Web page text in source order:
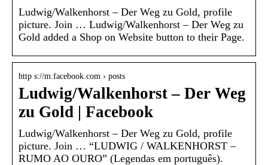
Ludwig/Walkenhorst – Der Weg zu Gold, profile
picture. Join … Ludwig/Walkenhorst – Der Weg zu
Gold added a Shop on Website button to their Page.
http s://m.facebook.com › posts
Ludwig/Walkenhorst – Der Weg
zu Gold | Facebook
Ludwig/Walkenhorst – Der Weg zu Gold, profile
picture. Join … “LUDWIG / WALKENHORST –
RUMO AO OURO” (Legendas em português).